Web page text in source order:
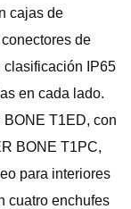
cajas de
de
clasificación IP65
en cada lado.
T1ED, con
BONE T1PC,
para interiores
cuatro enchufes